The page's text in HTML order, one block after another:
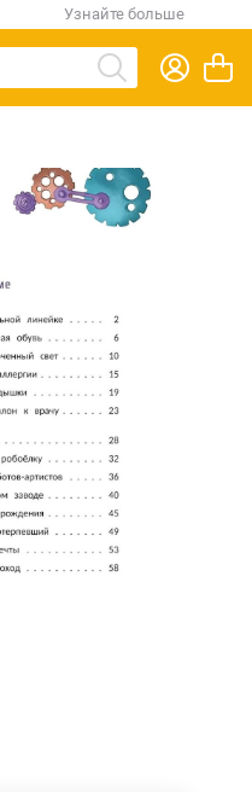
Узнайте больше